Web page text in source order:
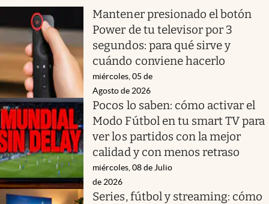
Mantener presionado el botón
Power de tu televisor por 3
segundos: para qué sirve y
cuándo conviene hacerlo
miércoles, 05 de
Agosto de 2026
Pocos lo saben: cómo activar el
Modo Fútbol en tu smart TV para
ver los partidos con la mejor
calidad y con menos retraso
miércoles, 08 de Julio
de 2026
Series, fútbol y streaming: cómo